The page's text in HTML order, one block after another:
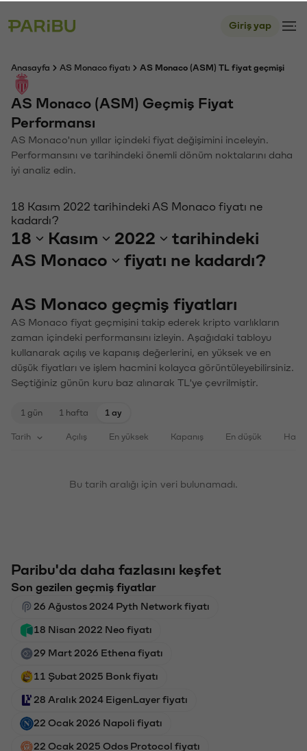
Giriş yap
Anasayfa AS Monaco fiyatı AS Monaco (ASM) TL fiyat geçmişi
AS Monaco (ASM) Geçmiş Fiyat
Performansı
AS Monaco'nun yıllar içindeki fiyat değişimini inceleyin.
Performansını ve tarihindeki önemli dönüm noktalarını daha
iyi analiz edin.
18 Kasım 2022 tarihindeki AS Monaco fiyatı ne
kadardı?
18 Kasım 2022
tarihindeki
AS Monaco
fiyatı ne kadardı?
AS Monaco geçmiş fiyatları
AS Monaco fiyat geçmişini takip ederek kripto varlıkların
zaman içindeki performansını izleyin. Aşağıdaki tabloyu
kullanarak açılış ve kapanış değerlerini, en yüksek ve en
düşük fiyatları ve işlem hacmini kolayca görüntüleyebilirsiniz.
Seçtiğiniz günün kuru baz alınarak TL'ye çevrilmiştir.
1 gün 1 hafta 1 ay
Tarih Açılış En yüksek Kapanış En düşük
Bu tarih aralığı için veri bulunamadı.
Paribu'da daha fazlasını keşfet
Son gezilen geçmiş fiyatlar
26 Ağustos 2024 Pyth Network fiyatı
18 Nisan 2022 Neo fiyatı
29 Mart 2026 Ethena fiyatı
11 Şubat 2025 Bonk fiyatı
28 Aralık 2024 EigenLayer fiyatı
22 Ocak 2026 Napoli fiyatı
22 Ocak 2025 Odos Protocol fiyatı